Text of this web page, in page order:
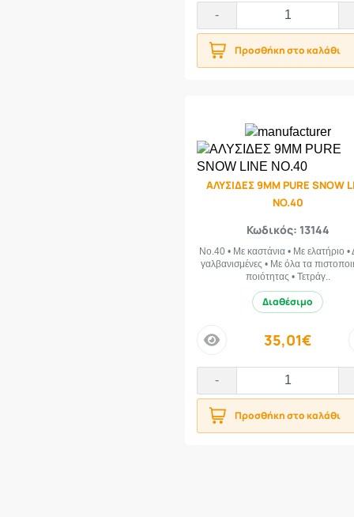
-
Προσθήκη στο καλάθι
ΑΛΥΣΙΔΕΣ 9ΜΜ PURE SNOW
NO.40
Κωδικός: 13144
Νο.40 • Με καστάνια • Με ελατήριο •
γαλβανισμένες • Με όλα τα
ποιότητας • Τετράγ..
Διαθέσιμο
price 35,01€
-
Προσθήκη στο καλάθι